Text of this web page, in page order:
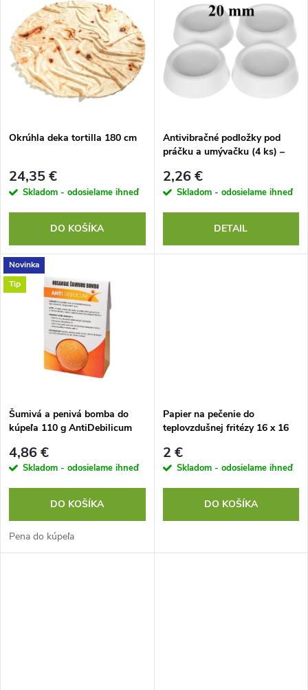
d
e
n
e
p
r
o
d
o
v
Najpredávanejšie
Abecedne
ý
p
s
p
r
d
u
o
v
Okrúhla deka tortilla 180 cm
24,35 €
Skladom - odosielame ihneď
DO KOŠÍKA
Antivibračné podložky pod
práčku a umývačku (4 ks) –
2,26 €
Skladom - odosielame ihneď
DETAIL
Novinka
Tip
Šumivá a penivá bomba do
kúpeľa 110 g AntiDebilicum
4,86 €
Skladom - odosielame ihneď
DO KOŠÍKA
Pena do kúpeľa
Papier na pečenie do
teplovzdušnej fritézy 16 x 16
2 €
Skladom - odosielame ihneď
DO KOŠÍKA